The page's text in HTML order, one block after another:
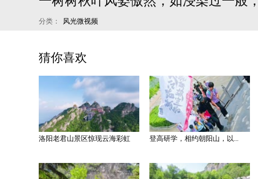
分类： 风光微视频
猜你喜欢
洛阳老君山景区惊现云海彩虹 登高研学，相约朝阳山，以...